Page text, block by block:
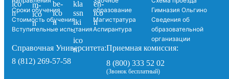
Сроки обучения
Стоимость обучения
Вступительные испытания
образование
Магистратура
Аспирантура
Гимназия Ольгино
Сведения об
образовательной
организации
Справочная Университета:
8 (812) 269-57-58
Приемная комиссия:
8 (800) 333 52 02
(Звонок бесплатный)